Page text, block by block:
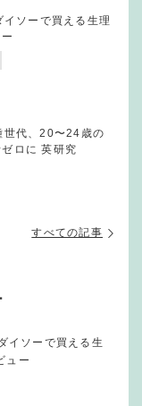
ソーで買える生理
世代、20〜24歳の
ロに 英研究
すべての記事
イソーで買える生
ュー